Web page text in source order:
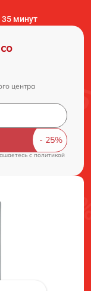
35 минут
центра
cполитикой